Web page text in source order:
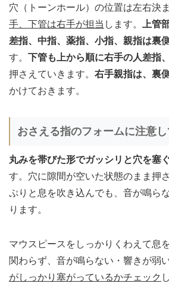
穴（トーンホール）の位置は左右決
手、下管は右手が担当 します。 上管
差指、中指、薬指、小指、親指は裏
す。 下管も上から順に右手の人差指
押さえていきます。 右手親指は、裏
かけておきます。
おさえる指のフォームに注意し
丸みを帯びた形でガッシリと穴を塞
す。穴に隙間が空いた状態のまま押
ぷりと息を吹き込んでも、音が鳴ら
ります。
マウスピースをしっかりくわえて息
関わらず、音が鳴らない・響きが弱
がしっかり塞がっているかチェック